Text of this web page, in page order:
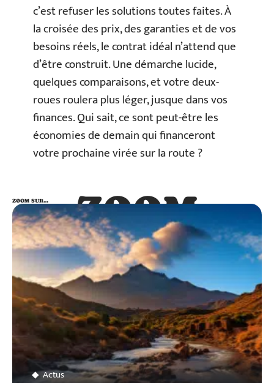
c’est refuser les solutions toutes faites. À
la croisée des prix, des garanties et de vos
besoins réels, le contrat idéal n’attend que
d’être construit. Une démarche lucide,
quelques comparaisons, et votre deux-
roues roulera plus léger, jusque dans vos
finances. Qui sait, ce sont peut-être les
économies de demain qui financeront
votre prochaine virée sur la route ?
ZOOM
SUR…
ZOOM SUR…
Actus